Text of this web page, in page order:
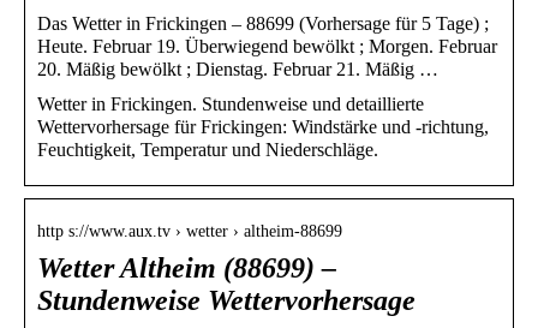
Das Wetter in Frickingen – 88699 (Vorhersage für 5 Tage) ;
Heute. Februar 19. Überwiegend bewölkt ; Morgen. Februar
20. Mäßig bewölkt ; Dienstag. Februar 21. Mäßig …
Wetter in Frickingen. Stundenweise und detaillierte
Wettervorhersage für Frickingen: Windstärke und -richtung,
Feuchtigkeit, Temperatur und Niederschläge.
http s://www.aux.tv › wetter › altheim-88699
Wetter Altheim (88699) –
Stundenweise Wettervorhersage